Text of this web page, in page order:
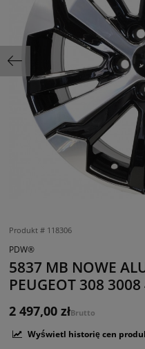
Produkt # 118306
PDW®
5837 MB NOWE
PEUGEOT 308
2 497,00 złBrutto
Wyświetl historię cen